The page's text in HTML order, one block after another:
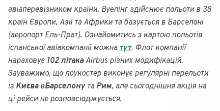
авіаперевізником країни. Вуелінг здійснює польоти в 38
країн Європи, Азії та Африки та базується в Барселоні
(аеропорт Ель-Прат). Ознайомитись з картою польотів
іспанської авіакомпанії можна тут. Флот компанії
нараховує 102 літакаAirbus різних модифікацій.
Зауважимо, що лоукостер виконує регулярні перельоти
із КиєвавБарселону та Рим, але сьогоднішня акція на
ці рейси не розповсюджується.